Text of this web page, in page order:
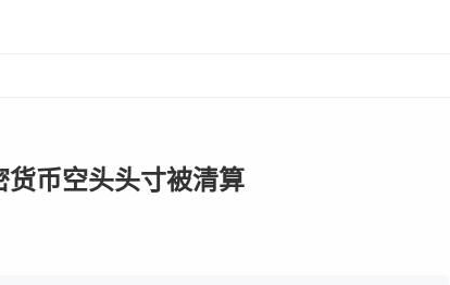
币空头头寸被清算